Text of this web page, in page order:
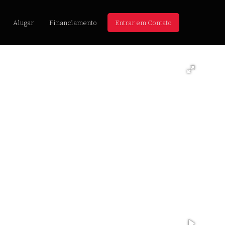
Entrar em Contato
Financiamento
Alugar